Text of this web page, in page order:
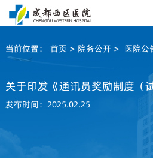
当前位置： 首页 > 院务公开 > 医院公
关于印发《通讯员奖励制度（
发布时间：2025.02.25